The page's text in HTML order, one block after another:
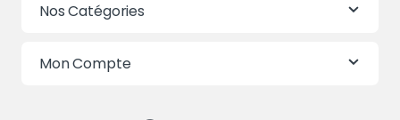
Nos Catégories
Mon Compte